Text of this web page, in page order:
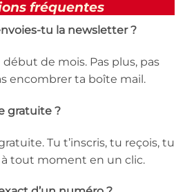
fréquentes
tu la newsletter ?
de mois. Pas plus, pas
encombrer ta boîte mail.
gratuite ?
Tu t’inscris, tu reçois, tu
tout moment en un clic.